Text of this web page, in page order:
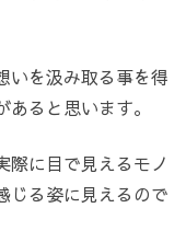
いを汲み取る事を得
ると思います。
際に目で見えるモノ
じる姿に見えるので